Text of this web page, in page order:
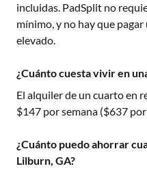
incluidas. PadSplit no
mínimo, y no hay que
elevado.
¿Cuánto cuesta vivir en
El alquiler de un cuarto en
$147 por semana ($637
¿Cuánto puedo ahorrar
Lilburn, GA?